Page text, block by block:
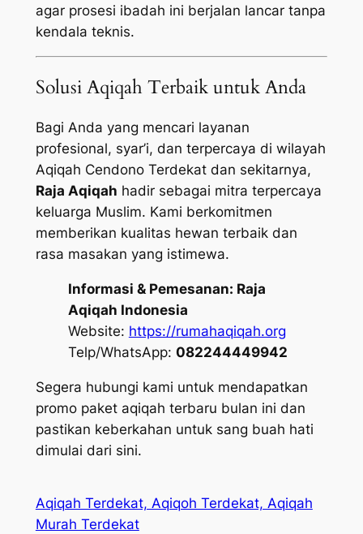
agar prosesi ibadah ini berjalan lancar tanpa
kendala teknis.
Solusi Aqiqah Terbaik untuk Anda
Bagi Anda yang mencari layanan
profesional, syar’i, dan terpercaya di wilayah
Aqiqah Cendono Terdekat dan sekitarnya,
Raja Aqiqah hadir sebagai mitra terpercaya
keluarga Muslim. Kami berkomitmen
memberikan kualitas hewan terbaik dan
rasa masakan yang istimewa.
Informasi & Pemesanan: Raja
Aqiqah Indonesia
Website: https://rumahaqiqah.org
Telp/WhatsApp: 082244449942
Segera hubungi kami untuk mendapatkan
promo paket aqiqah terbaru bulan ini dan
pastikan keberkahan untuk sang buah hati
dimulai dari sini.
Aqiqah Terdekat, Aqiqoh Terdekat, Aqiqah
Murah Terdekat